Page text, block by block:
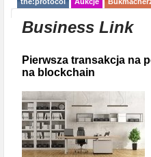
Business Link
Pierwsza transakcja na
na blockchain